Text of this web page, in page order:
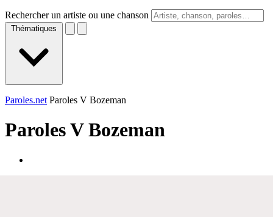
Rechercher un artiste ou une chanson
Thématiques
Paroles.net Paroles V Bozeman
ParolesV Bozeman